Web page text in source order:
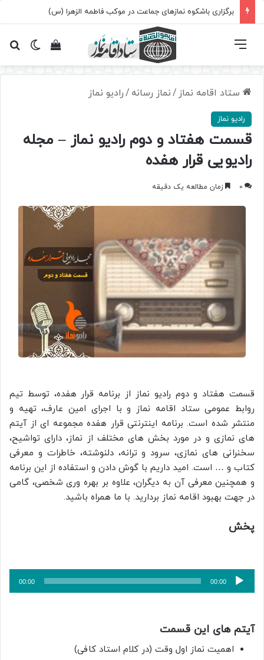
برگزاری باشکوه نمازهای جماعت در موکب فاطمه الزهرا (س)
تغییرمشاهده فهرست
ستاد اقامه نماز /نماز رسانه /رادیو نماز
رادیو نماز
قسمت هفتاد و دوم رادیو نماز – مجله
رادیویی قرار هفده
0 زمان مطالعه یک دقیقه
قسمت هفتاد و دوم رادیو نماز از برنامه قرار هفده، توسط تیم
روابط عمومی ستاد اقامه نماز و با اجرای امین عارف، تهیه و
منتشر شده است. برنامه اینترنتی قرار هفده مجموعه ای از آیتم
های نمازی و در مورد بخش های مختلف از نماز، دارای تواشیح،
سخنرانی های نمازی، سرود و ترانه، دلنوشته، خاطرات و معرفی
کتاب و … است. امید داریم با گوش دادن و استفاده از این برنامه
و همچنین معرفی آن به دیگران، علاوه بر بهره وری شخصی، گامی
در جهت بهبود اقامه نماز بردارید. با ما همراه باشید.
پخش
پخش‌کننده
صوت
00:00
00:00
آیتم های این قسمت
اهمیت نماز اول وقت (در کلام استاد کافی)